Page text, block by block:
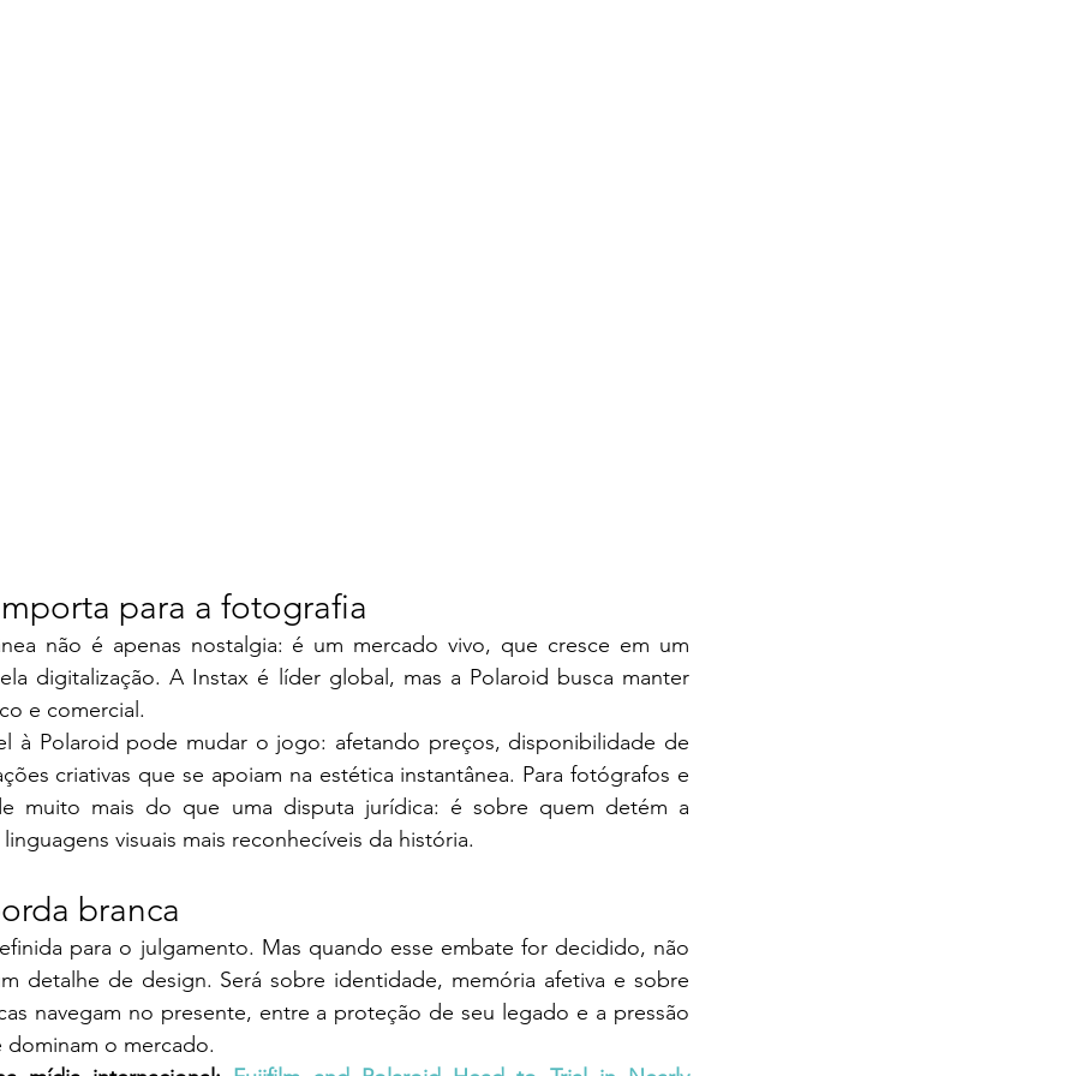
para a fotografia
não é apenas nostalgia: é um mercado vivo, que cresce em um
digitalização. A Instax é líder global, mas a Polaroid busca manter
e comercial.
à Polaroid pode mudar o jogo: afetando preços, disponibilidade de
criativas que se apoiam na estética instantânea. Para fotógrafos e
muito mais do que uma disputa jurídica: é sobre quem detém a
visuais mais reconhecíveis da história.
branca
para o julgamento. Mas quando esse embate for decidido, não
detalhe de design. Será sobre identidade, memória afetiva e sobre
navegam no presente, entre a proteção de seu legado e a pressão
o mercado.